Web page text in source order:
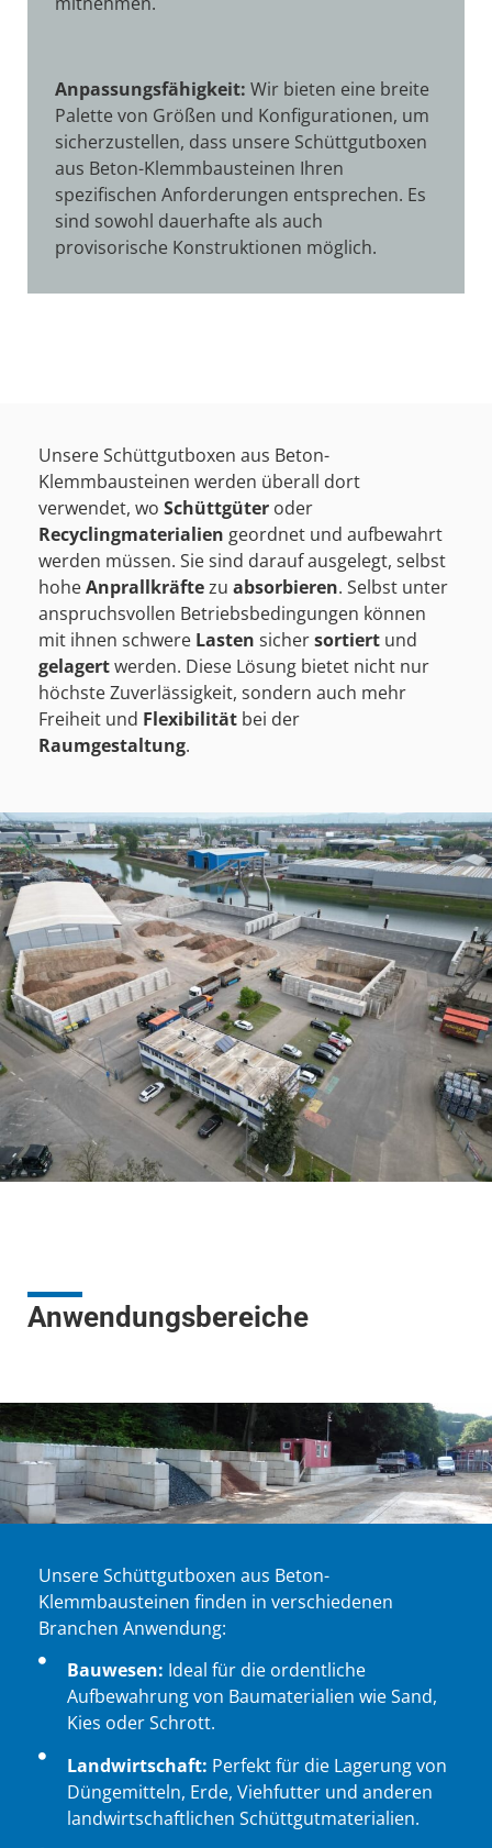
Anpassungsfähigkeit: Wir bieten eine breite
Palette von Größen und Konfigurationen, um
sicherzustellen, dass unsere Schüttgutboxen
aus Beton-Klemmbausteinen Ihren
spezifischen Anforderungen entsprechen. Es
sind sowohl dauerhafte als auch
provisorische Konstruktionen möglich.
Unsere Schüttgutboxen aus Beton-
Klemmbausteinen werden überall dort
verwendet, wo Schüttgüter oder
Recyclingmaterialien geordnet und aufbewahrt
werden müssen. Sie sind darauf ausgelegt, selbst
hoheAnprallkräftezu absorbieren. Selbst unter
anspruchsvollen Betriebsbedingungen können
mit ihnen schwere Lasten sichersortiert und
gelagertwerden. Diese Lösung bietet nicht nur
höchste Zuverlässigkeit, sondern auch mehr
Freiheit und Flexibilität bei der
Raumgestaltung.
Anwendungsbereiche
Unsere Schüttgutboxen aus Beton-
Klemmbausteinen finden in verschiedenen
Branchen Anwendung:
Bauwesen: Ideal für die ordentliche
Aufbewahrung von Baumaterialien wie Sand,
Kies oder Schrott.
Landwirtschaft: Perfekt für die Lagerung von
Düngemitteln, Erde, Viehfutter und anderen
landwirtschaftlichen Schüttgutmaterialien.